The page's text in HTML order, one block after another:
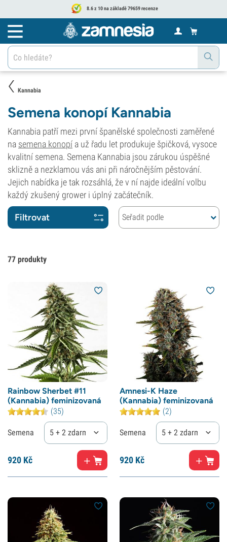
8.6 z 10 na základě 79659 recenze
Kannabia
Semena konopí Kannabia
Kannabia patří mezi první španělské společnosti zaměřené
na semena konopí a už řadu let produkuje špičková, vysoce
kvalitní semena. Semena Kannabia jsou zárukou úspěšné
sklizně a nezklamou vás ani při náročnějším pěstování.
Jejich nabídka je tak rozsáhlá, že v ní najde ideální volbu
každý zkušený grower i úplný začátečník.
Filtrovat Seřadit podle
77 produkty
Rainbow Sherbet #11
(Kannabia) feminizovaná
(35)
Semena 5 + 2 zdarma
920 Kč
Amnesi-K Haze
(Kannabia) feminizovaná
(2)
Semena 5 + 2 zdarma
920 Kč